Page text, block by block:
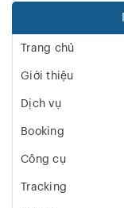
Trang chủ
Giới thiệu
Dịch vụ
Booking
Công cụ
Tracking